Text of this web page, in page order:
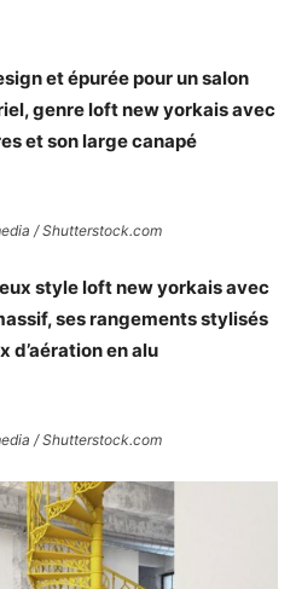
et épurée pour un salon
genre loft new yorkais avec
et son large canapé
/ Shutterstock.com
style loft new yorkais avec
ses rangements stylisés
d’aération en alu
/ Shutterstock.com